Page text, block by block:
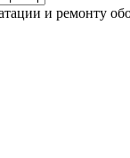
и ремонту